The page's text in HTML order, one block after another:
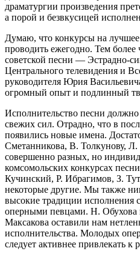
драматургии произведения
а порой и безвкусицей
Думаю, что конкурсы на
проводить ежегодно. Тем более
советской песни — Эстрадно-
Центрального телевидения и
руководителя Юрия
огромный опыт и подлинный
Исполнительство песни
свежих сил. Отрадно, что в
появились новые имена.
Сметанникова, В. Толкунову,
совершенно разных, но
комсомольских конкурсах
Кучинский, Р. Ибрагимов, З.
некоторые другие. Мы также
высокие традиции исполнения
оперными певцами. Н.
Максакова оставили нам
исполнительства. Молодых
следует активнее привлекать к